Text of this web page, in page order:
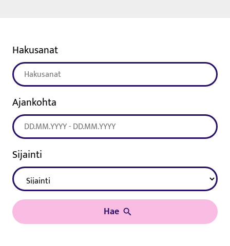
Hakusanat
Ajankohta
Sijainti
Hae